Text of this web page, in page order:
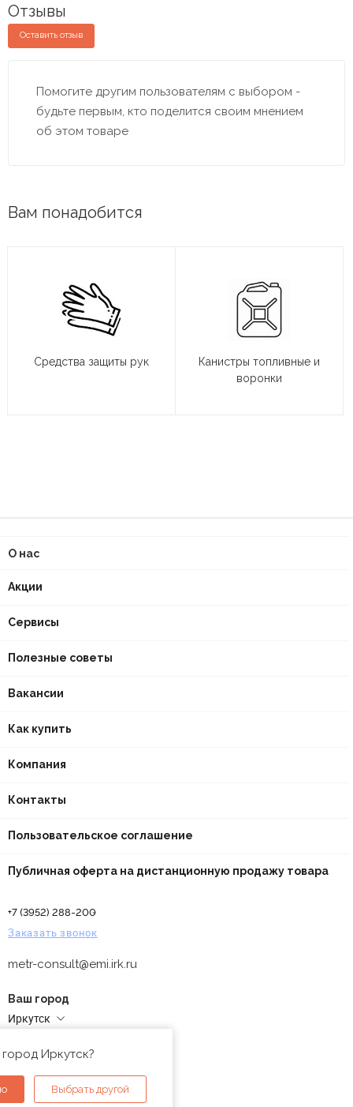
Отзывы
Оставить отзыв
Помогите другим пользователям с выбором -
будьте первым, кто поделится своим мнением
об этом товаре
Вам понадобится
Средства защиты рук
Канистры топливные и
воронки
О нас
Акции
Сервисы
Полезные советы
Вакансии
Как купить
Компания
Контакты
Пользовательское соглашение
Публичная оферта на дистанционную продажу товара
+7 (3952) 288-200
Заказать звонок
metr-consult@emi.irk.ru
Ваш город
Иркутск
Иркутск?
Выбрать другой